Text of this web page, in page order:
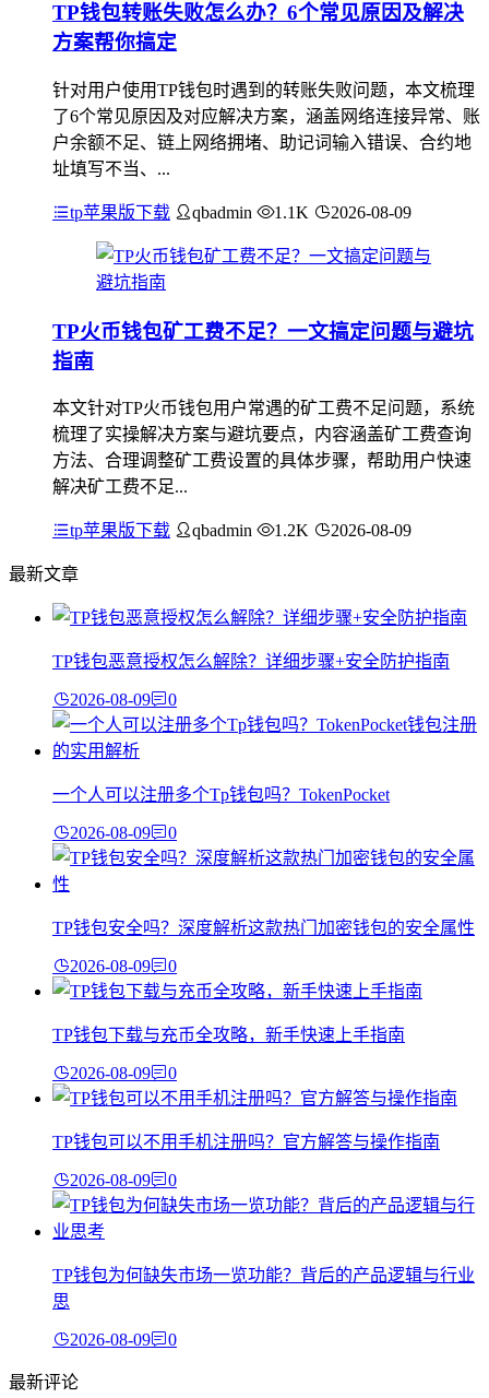
TP钱包转账失败怎么办？6个常见原因及解决
方案帮你搞定
针对用户使用TP钱包时遇到的转账失败问题，本文梳理
了6个常见原因及对应解决方案，涵盖网络连接异常、账
户余额不足、链上网络拥堵、助记词输入错误、合约地
址填写不当、...
tp苹果版下载 qbadmin 1.1K 2026-08-09
TP火币钱包矿工费不足？一文搞定问题与避坑
指南
本文针对TP火币钱包用户常遇的矿工费不足问题，系统
梳理了实操解决方案与避坑要点，内容涵盖矿工费查询
方法、合理调整矿工费设置的具体步骤，帮助用户快速
解决矿工费不足...
tp苹果版下载 qbadmin 1.2K 2026-08-09
最新文章
TP钱包恶意授权怎么解除？详细步骤+安全防护指南
2026-08-09 0
一个人可以注册多个Tp钱包吗？TokenPocket
2026-08-09 0
TP钱包安全吗？深度解析这款热门加密钱包的安全属性
2026-08-09 0
TP钱包下载与充币全攻略，新手快速上手指南
2026-08-09 0
TP钱包可以不用手机注册吗？官方解答与操作指南
2026-08-09 0
TP钱包为何缺失市场一览功能？背后的产品逻辑与行业
思
2026-08-09 0
最新评论